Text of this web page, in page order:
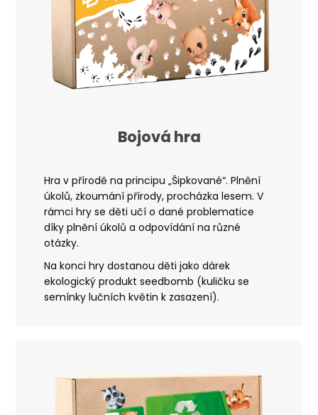
Bojová hra
Hra v přírodě na principu „Šipkované“. Plnění
úkolů, zkoumání přírody, procházka lesem. V
rámci hry se děti učí o dané problematice
díky plnění úkolů a odpovídání na různé
otázky.
Na konci hry dostanou děti jako dárek
ekologický produkt seedbomb (kuličku se
semínky lučních květin k zasazení).